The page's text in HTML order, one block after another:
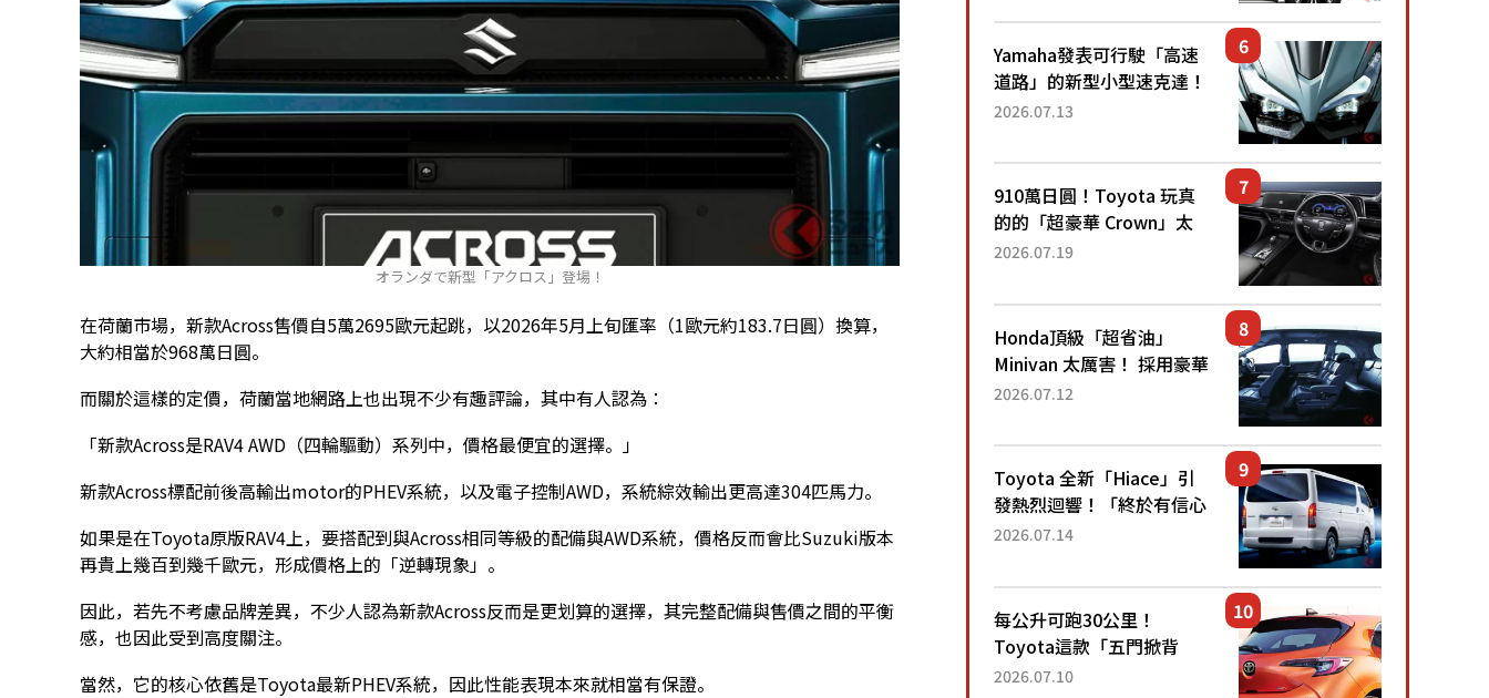
オランダで新型「アクロス」登場！
在荷蘭市場，新款Across售價自5萬2695歐元起跳，以2026年5月上旬匯率（1歐元約183.7日圓）換算，
大約相當於968萬日圓。
而關於這樣的定價，荷蘭當地網路上也出現不少有趣評論，其中有人認為：
「新款Across是RAV4 AWD（四輪驅動）系列中，價格最便宜的選擇。」
新款Across標配前後高輸出motor的PHEV系統，以及電子控制AWD，系統綜效輸出更高達304匹馬力。
如果是在Toyota原版RAV4上，要搭配到與Across相同等級的配備與AWD系統，價格反而會比Suzuki版本
再貴上幾百到幾千歐元，形成價格上的「逆轉現象」。
因此，若先不考慮品牌差異，不少人認為新款Across反而是更划算的選擇，其完整配備與售價之間的平衡
感，也因此受到高度關注。
當然，它的核心依舊是Toyota最新PHEV系統，因此性能表現本來就相當有保證。
眼！ 配備豐富、超越售價
水準，堪稱高CP值代表的
「...
Yamaha發表可行駛「高速
道路」的新型小型速克達！
搭載能享受超強勁「渦輪
高階「Super Sport」車款
相同的...
2026.07.13
910萬日圓！Toyota 玩真
的的「超豪華 Crown」太
厲害了！採用由「匠人技
運動化「底盤設定」！還配
備專屬豪華...
2026.07.19
Honda頂級「超省油」
Minivan 太厲害！ 採用豪華
「真皮座椅」與專屬「黑色
公里，兼具優異節能表現與
舒適「三...
2026.07.12
Toyota 全新「Hiace」引
發熱烈迴響！「終於有信心
下訂了！」「哪個等級交車
後竟然還要等「超過半年」
才能交車？...
2026.07.14
每公升可跑30公里！
Toyota這款「五門掀背
車」真的很厲害！ 擁有全
2026.07.10